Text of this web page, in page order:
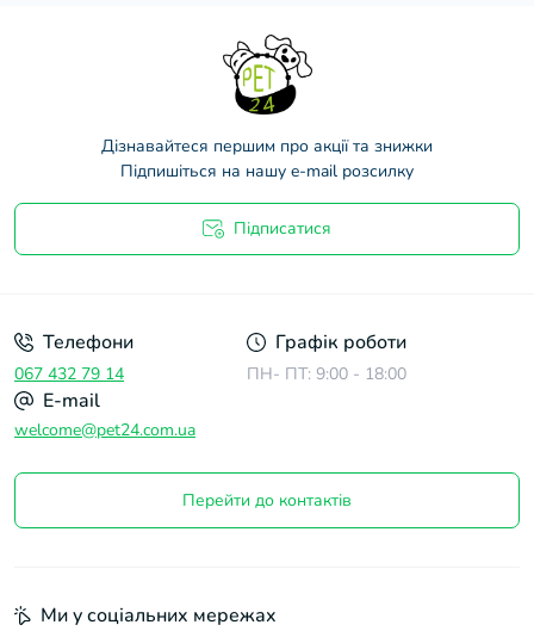
Дізнавайтеся першим про акції та знижки
Підпишіться на нашу e-mail розсилку
Підписатися
Телефони
067 432 79 14
Графік роботи
ПН- ПТ: 9:00 - 18:00
E-mail
welcome@pet24.com.ua
Перейти до контактів
Ми у соціальних мережах